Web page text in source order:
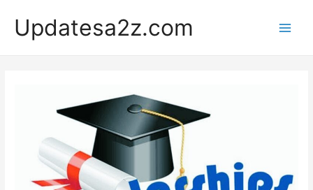
content
Updatesa2z.com